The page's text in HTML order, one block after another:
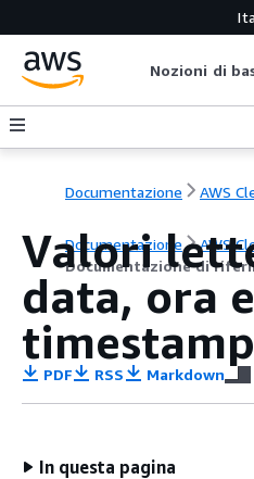
Nozioni di
Documentazione AWS
Documentazione
AWS
Documentazione di
Valori
data, ora e
timestamp
PDF RSS Markdown
In questa pagina